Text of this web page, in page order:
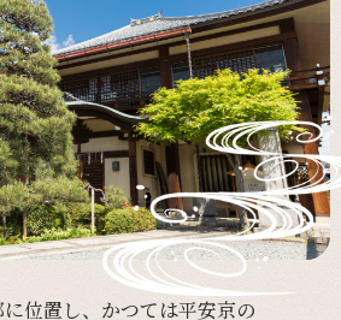
位置し、 かつては平安京の